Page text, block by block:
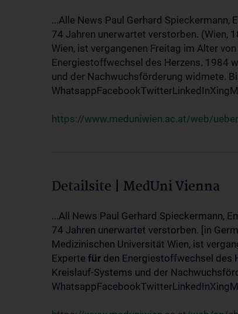
...Alle News Paul Gerhard Spieckermann,
74 Jahren unerwartet verstorben. (Wien,
Wien, ist vergangenen Freitag im Alter
Energiestoffwechsel des Herzens. 1984
und der Nachwuchsförderung widmete.
https://www.meduniwien.ac.at/web/
Detailsite | MedUni Vienna
...All News Paul Gerhard Spieckermann,
74 Jahren unerwartet verstorben. [in
Medizinischen Universität Wien, ist
Experte für den Energiestoffwechsel des
Kreislauf-Systems und der